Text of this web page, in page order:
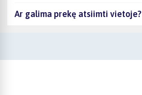
Ar galima prekę atsiimti vietoje?